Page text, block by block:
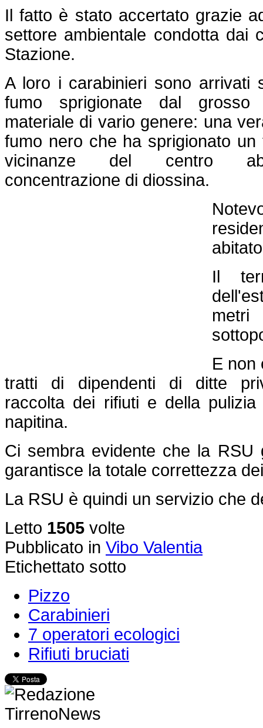
Il fatto è stato accertato grazie
settore ambientale condotta dai
Stazione.
A loro i carabinieri sono arrivati
fumo sprigionate dal
materiale di vario genere: una
fumo nero che ha sprigionato
vicinanze del centro
concentrazione di diossina.
Il
E non
tratti di dipendenti di ditte
raccolta dei rifiuti e della
napitina.
Ci sembra evidente che la RSU
garantisce la totale correttezza
La RSU è quindi un servizio che
Letto 1505 volte
Pubblicato in Vibo Valentia
Etichettato sotto
Pizzo
Carabinieri
7 operatori ecologici
Rifiuti bruciati